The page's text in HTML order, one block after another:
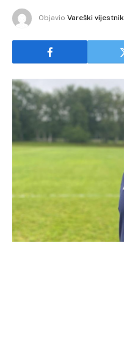
Objavio Vareški vijestnik